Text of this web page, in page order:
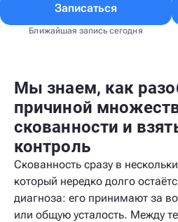
Записаться
Ближайшая запись сегодня
Мы знаем, как
причиной
скованности и
контроль
Скованность сразу в
который нередко долго
диагноза: его принимают за
или общую усталость. Между